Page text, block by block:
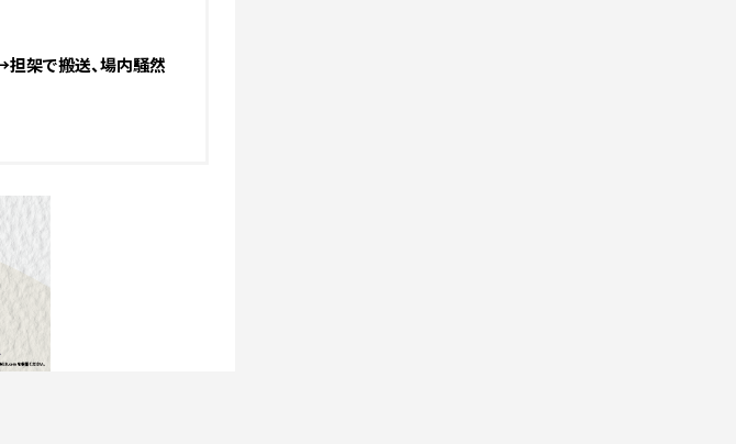
架で搬送、場内騒然